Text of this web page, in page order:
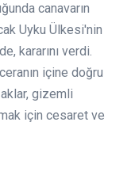
canavarın
Uyku Ülkesi'nin
kararını verdi.
içine doğru
gizemli
için cesaret ve